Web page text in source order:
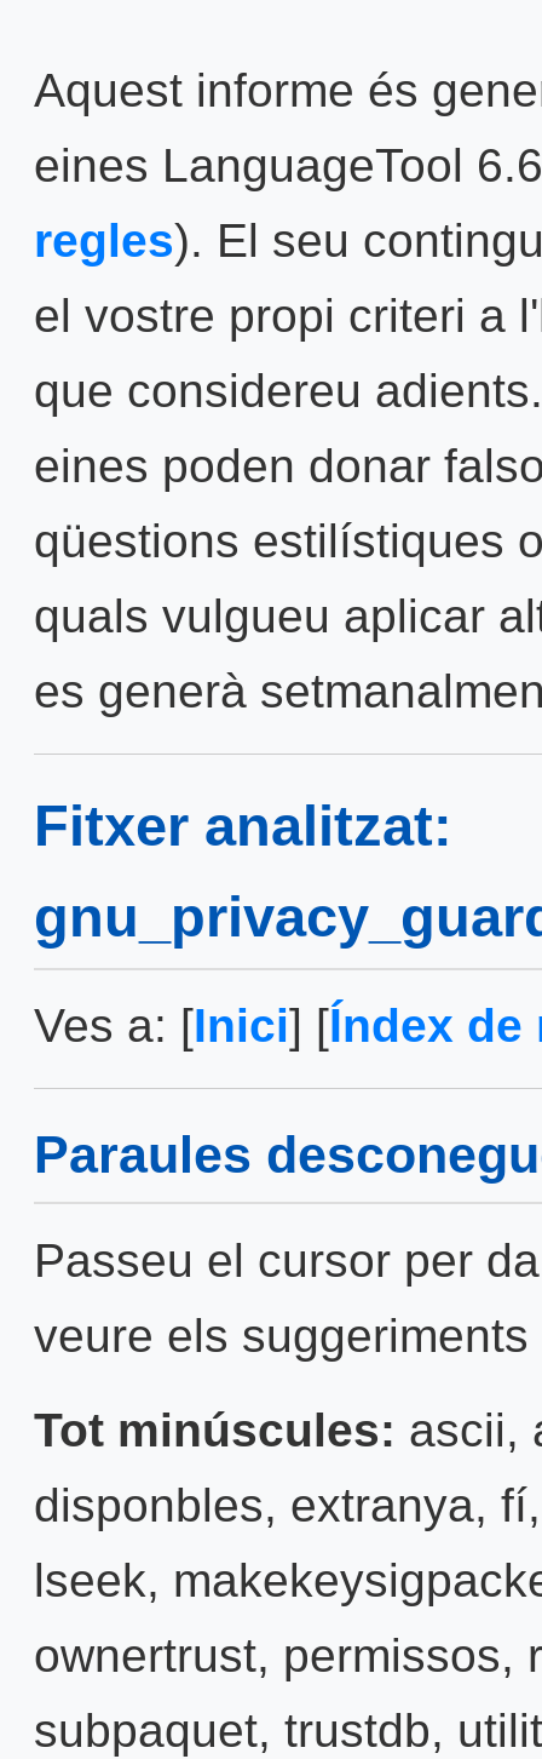
Aquest informe és
eines LanguageTool
regles). El seu
el vostre propi criteri a
que considereu
eines poden donar
qüestions estilístiques
quals vulgueu aplicar
es generà
Fitxer analitzat:
Ves a: [Inici] [Índex de
Paraules
Passeu el cursor per
veure els
Tot minúscules: ascii,
disponbles, extranya, fí
lseek,
ownertrust, permissos,
subpaquet, trustdb,